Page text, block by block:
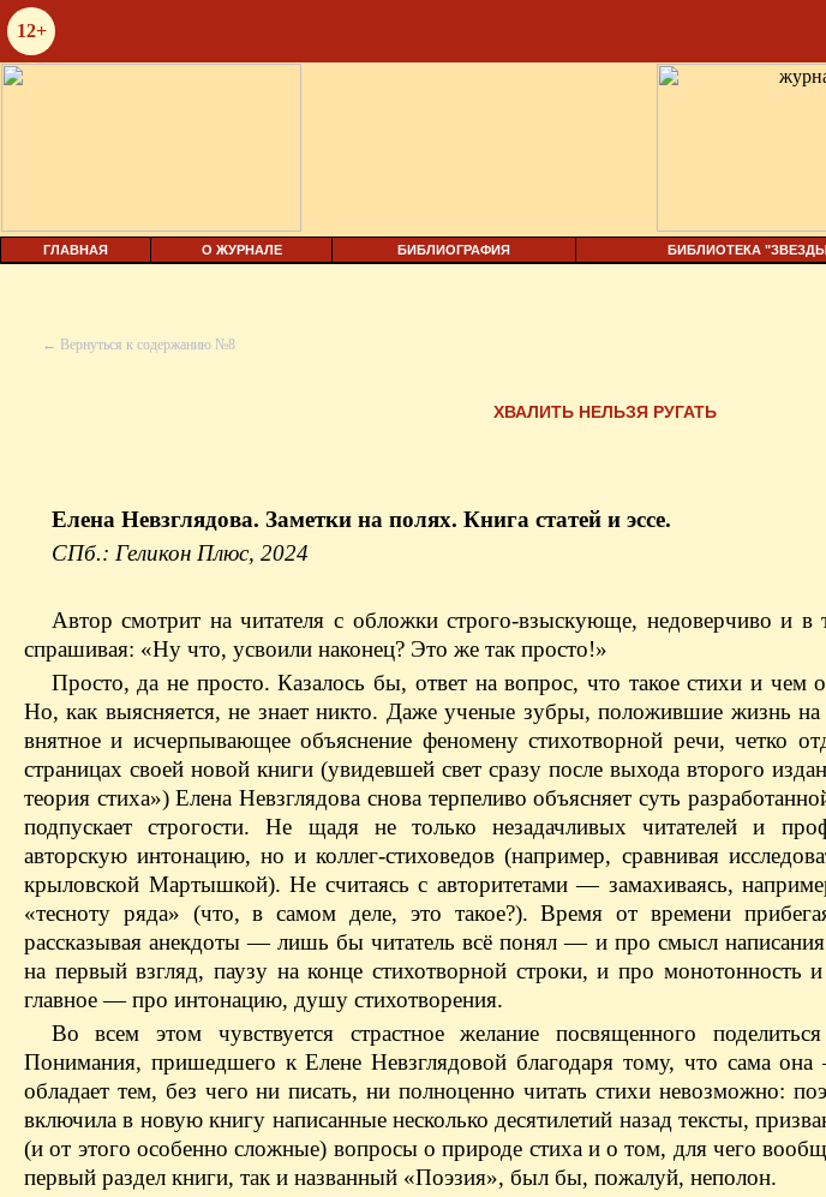
12+
ГЛАВНАЯ О ЖУРНАЛЕ БИБЛИОГРАФИЯ БИБЛИОТЕКА
← Вернуться к содержанию №8
ХВАЛИТЬ НЕЛЬЗЯ РУГАТЬ
Елена Невзглядова. Заметки на полях. Книга статей и эссе.
СПб.: Геликон Плюс, 2024
Автор смотрит на читателя с обложки строго-взыскующе, недоверчиво и
спрашивая: «Ну что, усвоили наконец? Это же так просто!»
Просто, да не просто. Казалось бы, ответ на вопрос, что такое стихи и чем
Но, как выясняется, не знает никто. Даже ученые зубры, положившие жизнь на
внятное и исчерпывающее объяснение феномену стихотворной речи, четко
страницах своей новой книги (увидевшей свет сразу после выхода второго
теория стиха») Елена Невзглядова снова терпеливо объясняет суть
подпускает строгости. Не щадя не только незадачливых читателей и
авторскую интонацию, но и коллег-стиховедов (например, сравнивая
крыловской Мартышкой). Не считаясь с авторитетами — замахиваясь,
«тесноту ряда» (что, в самом деле, это такое?). Время от времени
рассказывая анекдоты — лишь бы читатель всё понял — и про смысл
на первый взгляд, паузу на конце стихотворной строки, и про монотонность
главное — про интонацию, душу стихотворения.
Во всем этом чувствуется страстное желание посвященного
Понимания, пришедшего к Елене Невзглядовой благодаря тому, что сама
обладает тем, без чего ни писать, ни полноценно читать стихи невозможно:
включила в новую книгу написанные несколько десятилетий назад тексты,
(и от этого особенно сложные) вопросы о природе стиха и о том, для чего
первый раздел книги, так и названный «Поэзия», был бы, пожалуй, неполон.